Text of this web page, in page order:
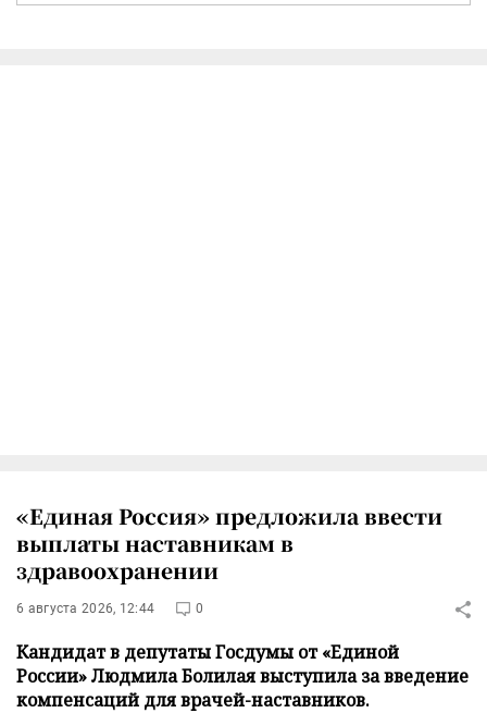
«Единая Россия» предложила ввести
выплаты наставникам в
здравоохранении
6 августа 2026, 12:44 0
Кандидат в депутаты Госдумы от «Единой
России» Людмила Болилая выступила за введение
компенсаций для врачей-наставников.